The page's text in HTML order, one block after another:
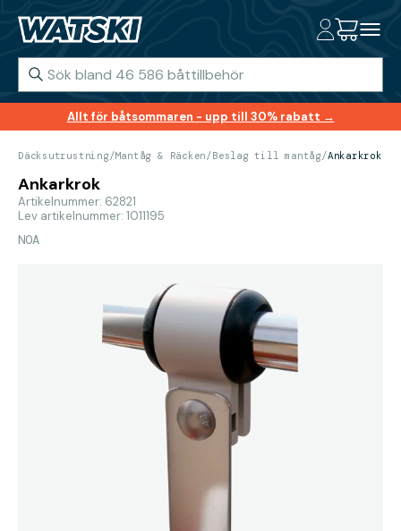
Allt för båtsommaren - upp till 30% rabatt →
Däcksutrustning/Mantåg & Räcken/Beslag till mantåg/Ankarkrok
Ankarkrok
Artikelnummer: 62821
Lev artikelnummer: 1011195
NOA